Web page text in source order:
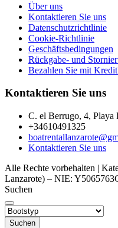
Über uns
Kontaktieren Sie uns
Datenschutzrichtlinie
Cookie-Richtlinie
Geschäftsbedingungen
Rückgabe- und
Bezahlen Sie mit
Kontaktieren Sie uns
C. el Berrugo, 4, Playa
+34610491325
Kontaktieren Sie uns
Alle Rechte vorbehalten |
Lanzarote) – NIE:
Suchen
Suchen